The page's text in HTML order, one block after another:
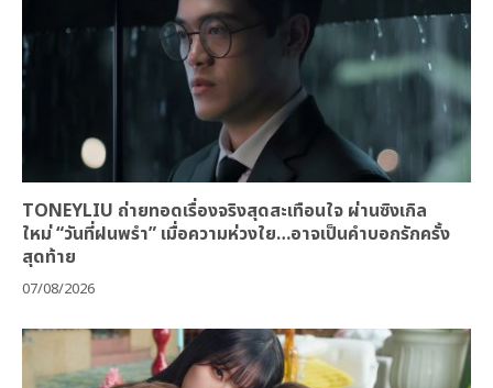
TONEYLIU ถ่ายทอดเรื่องจริงสุดสะเทือนใจ ผ่านซิงเกิล
ใหม่ “วันที่ฝนพรำ” เมื่อความห่วงใย…อาจเป็นคำบอกรักครั้ง
สุดท้าย
07/08/2026